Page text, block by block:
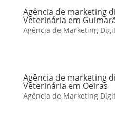
Agência de marketing
Veterinária em
Agência de Marketing
Agência de marketing
Veterinária em Oeiras
Agência de Marketing